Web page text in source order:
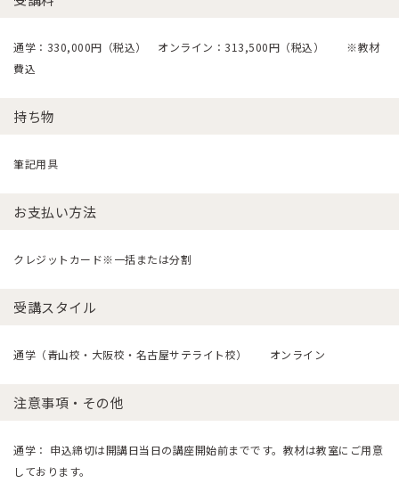
通学：330,000円（税込） オンライン：313,500円（税込） ※教材
費込
持ち物
筆記用具
お支払い方法
クレジットカード※一括または分割
受講スタイル
通学（青山校・大阪校・名古屋サテライト校） オンライン
注意事項・その他
通学： 申込締切は開講日当日の講座開始前までです。教材は教室にご用意
しております。